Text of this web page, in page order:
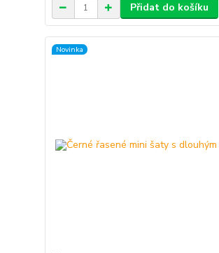
Přidat do košíku
Novinka